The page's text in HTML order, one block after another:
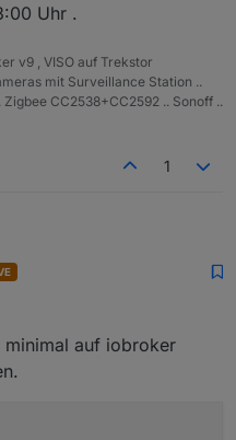
Uhr .
v9 , VISO auf Trekstor
mit Surveillance Station ..
CC2538+CC2592 .. Sonoff ..
1
die Formatierung von
aus, hast du was
20:19
minimal auf iobroker